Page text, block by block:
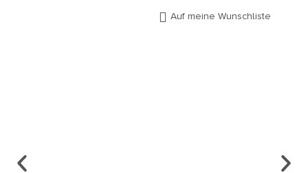
Auf meine Wunschliste